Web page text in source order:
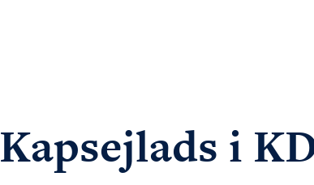
Kapsejlads i